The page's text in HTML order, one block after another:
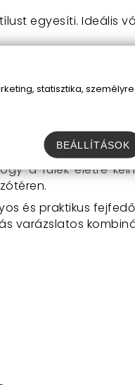
egyesíti. Ideális
ruhatárhoz remekül
biztosít
meg a füleket,
a fülek életre
és praktikus
varázslatos
statisztika,
BEÁLLÍTÁSOK